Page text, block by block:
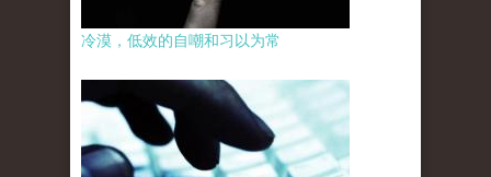
冷漠，低效的自嘲和习以为常